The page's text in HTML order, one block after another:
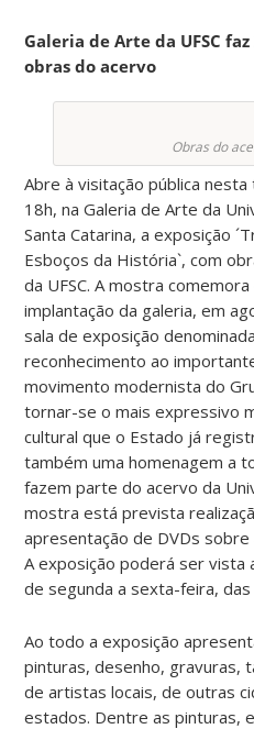
Galeria de Arte da UFSC
obras do acervo
Obras do
Abre à visitação pública
18h, na Galeria de Arte da
Santa Catarina, a exposição
Esboços da História`, com
da UFSC. A mostra
implantação da galeria, em
sala de exposição
reconhecimento ao
movimento modernista do
tornar-se o mais expressivo
cultural que o Estado já
também uma homenagem a
fazem parte do acervo da
mostra está prevista
apresentação de DVDs
A exposição poderá ser vista
de segunda a sexta-feira,
Ao todo a exposição
pinturas, desenho, gravuras,
de artistas locais, de outras
estados. Dentre as pinturas,